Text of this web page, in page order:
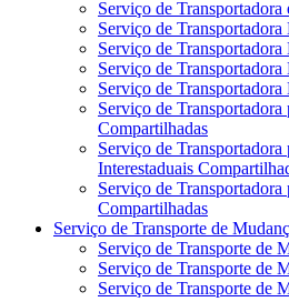
Serviço de
Serviço de Transportadora
Serviço de
Serviço de
Serviço de
Serviço de Transportadora
Compartilhadas
Serviço de Transportadora
Interestaduais
Serviço de
Compartilhadas
Serviço de Transporte de
Serviço de Transporte de
Serviço de Transporte de
Serviço de Transporte de